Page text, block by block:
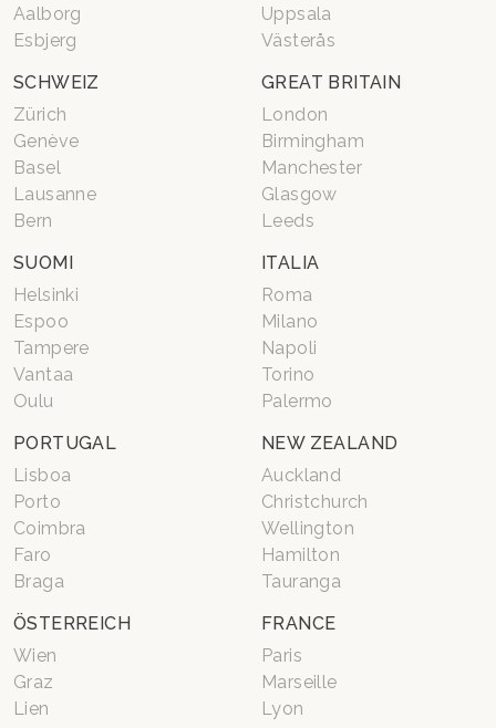
Aalborg
Esbjerg
Uppsala
Västerås
SCHWEIZ
Zürich
Genève
Basel
Lausanne
Bern
GREAT BRITAIN
London
Birmingham
Manchester
Glasgow
Leeds
SUOMI
Helsinki
Espoo
Tampere
Vantaa
Oulu
ITALIA
Roma
Milano
Napoli
Torino
Palermo
PORTUGAL
Lisboa
Porto
Coimbra
Faro
Braga
NEW ZEALAND
Auckland
Christchurch
Wellington
Hamilton
Tauranga
ÖSTERREICH
Wien
Graz
Lien
FRANCE
Paris
Marseille
Lyon